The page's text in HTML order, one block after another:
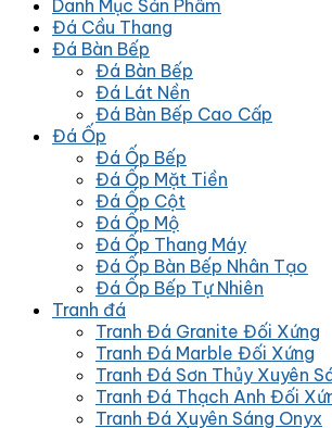
Danh Mục Sản Phẩm
Đá Cầu Thang
Đá Bàn Bếp
Đá Bàn Bếp
Đá Lát Nền
Đá Bàn Bếp Cao Cấp
Đá Ốp
Đá Ốp Bếp
Đá Ốp Mặt Tiền
Đá Ốp Cột
Đá Ốp Mộ
Đá Ốp Thang Máy
Đá Ốp Bàn Bếp Nhân Tạo
Đá Ốp Bếp Tự Nhiên
Tranh đá
Tranh Đá Granite Đối Xứng
Tranh Đá Marble Đối Xứng
Tranh Đá Sơn Thủy Xuyên
Tranh Đá Thạch Anh Đối
Tranh Đá Xuyên Sáng Onyx